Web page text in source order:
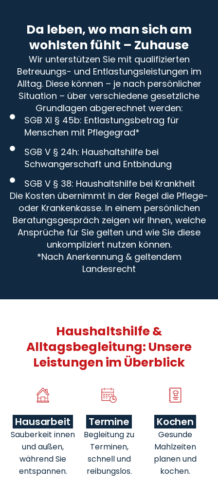
Da leben, wo man sich am
wohlsten fühlt – Zuhause
Wir unterstützen Sie mit qualifizierten
Betreuungs- und Entlastungsleistungen im
Alltag. Diese können – je nach persönlicher
Situation – über verschiedene gesetzliche
Grundlagen abgerechnet werden:
SGB XI § 45b: Entlastungsbetrag für
Menschen mit Pflegegrad*
SGB V § 24h: Haushaltshilfe bei
Schwangerschaft und Entbindung
SGB V § 38: Haushaltshilfe bei Krankheit
Die Kosten übernimmt in der Regel die Pflege-
oder Krankenkasse. In einem persönlichen
Beratungsgespräch zeigen wir Ihnen, welche
Ansprüche für Sie gelten und wie Sie diese
unkompliziert nutzen können.
*Nach Anerkennung & geltendem
Landesrecht
Haushaltshilfe &
Alltagsbegleitung: Unsere
Leistungen im Überblick
Hausarbeit
Sauberkeit innen
und außen,
während Sie
entspannen.
Termine
Begleitung zu
Terminen,
schnell und
reibungslos.
Kochen
Gesunde
Mahlzeiten
planen und
kochen.